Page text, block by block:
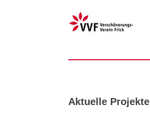
Aktuelle Projekte